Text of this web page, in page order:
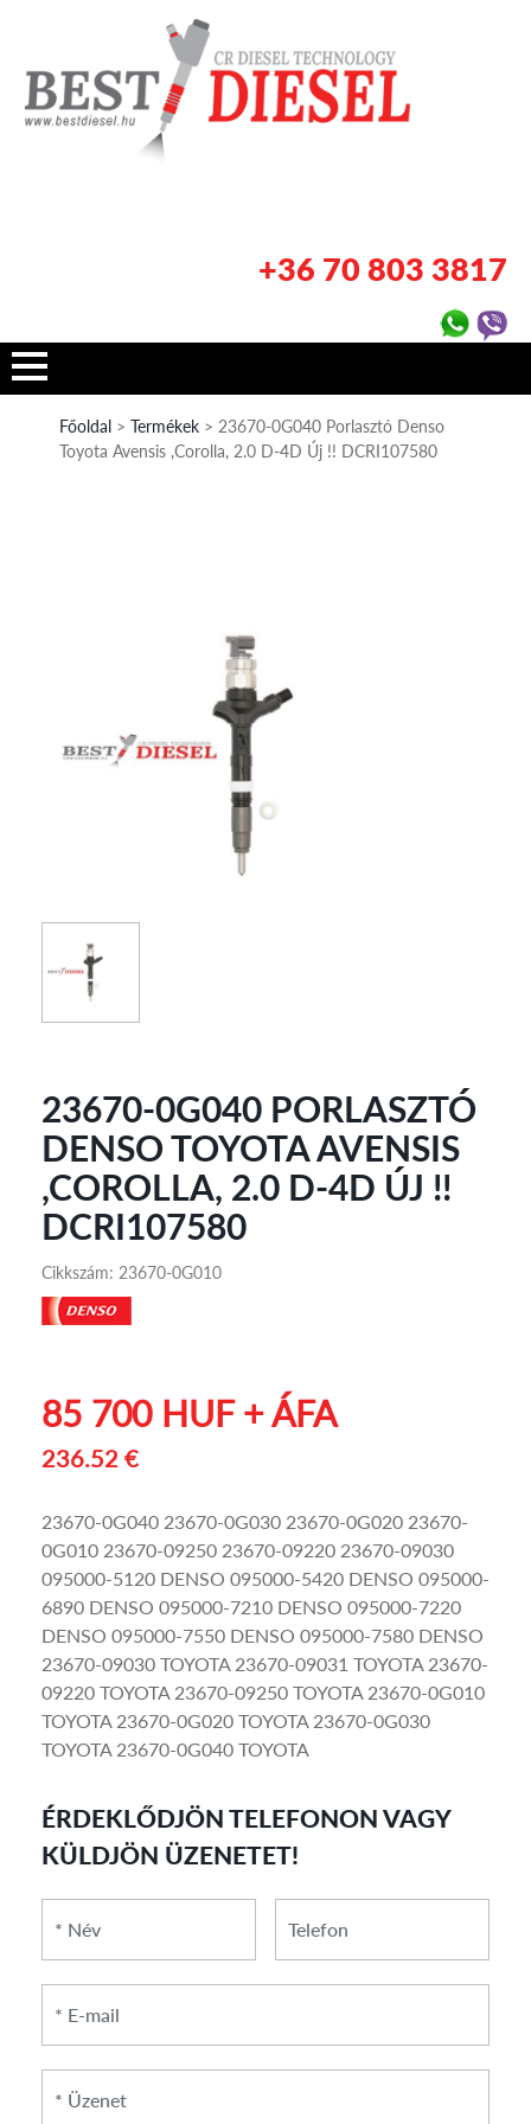
+36 70 803 3817
Főoldal > Termékek > 23670-0G040 Porlasztó Denso
Toyota Avensis ,Corolla, 2.0 D-4D Új !! DCRI107580
23670-0G040 PORLASZTÓ
DENSO TOYOTA AVENSIS
,COROLLA, 2.0 D-4D ÚJ !!
DCRI107580
Cikkszám: 23670-0G010
85 700 HUF + ÁFA
236.52 €
23670-0G040 23670-0G030 23670-0G020 23670-
0G010 23670-09250 23670-09220 23670-09030
095000-5120 DENSO 095000-5420 DENSO 095000-
6890 DENSO 095000-7210 DENSO 095000-7220
DENSO 095000-7550 DENSO 095000-7580 DENSO
23670-09030 TOYOTA 23670-09031 TOYOTA 23670-
09220 TOYOTA 23670-09250 TOYOTA 23670-0G010
TOYOTA 23670-0G020 TOYOTA 23670-0G030
TOYOTA 23670-0G040 TOYOTA
ÉRDEKLŐDJÖN TELEFONON VAGY
KÜLDJÖN ÜZENETET!
Név
mail
Üzenet